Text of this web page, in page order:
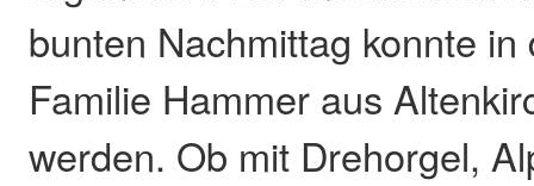
bunten Nachmittag konnte
Familie Hammer aus
werden. Ob mit Drehorgel,